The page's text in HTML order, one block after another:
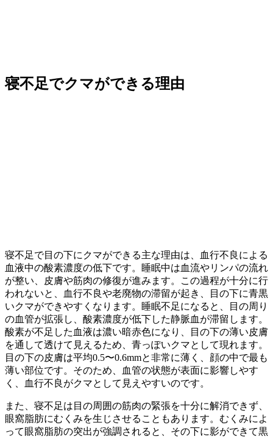
寝不足でクマができる理由
寝不足で目の下にクマができる主な理由は、血行不良による
血液中の酸素濃度の低下です。睡眠中は血流やリンパの流れ
が整い、皮膚や筋肉の修復が進みます。この過程が十分に行
われないと、血行不良や老廃物の滞留が起き、目の下に青黒
いクマができやすくなります。睡眠不足になると、目の周り
の血管が拡張し、酸素濃度が低下した静脈血が滞留します。
酸素が不足した血液は濃い暗赤色になり、目の下の薄い皮膚
を通して透けて見えるため、青っぽいクマとして現れます。
目の下の皮膚は平均0.5〜0.6mmと非常に薄く、顔の中で最も
薄い部位です。そのため、血管の状態が表面に影響しやす
く、血行不良がクマとして見えやすいのです。
また、寝不足は目の周囲の筋肉の緊張を十分に解消できず、
眼窩脂肪にむくみを生じさせることもあります。むくみによ
って眼窩脂肪の突出が強調されると、その下に影ができて黒